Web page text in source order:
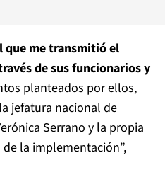
que me transmitió el
de sus funcionarios y
planteados por ellos,
jefatura nacional de
Serrano y la propia
la implementación”,